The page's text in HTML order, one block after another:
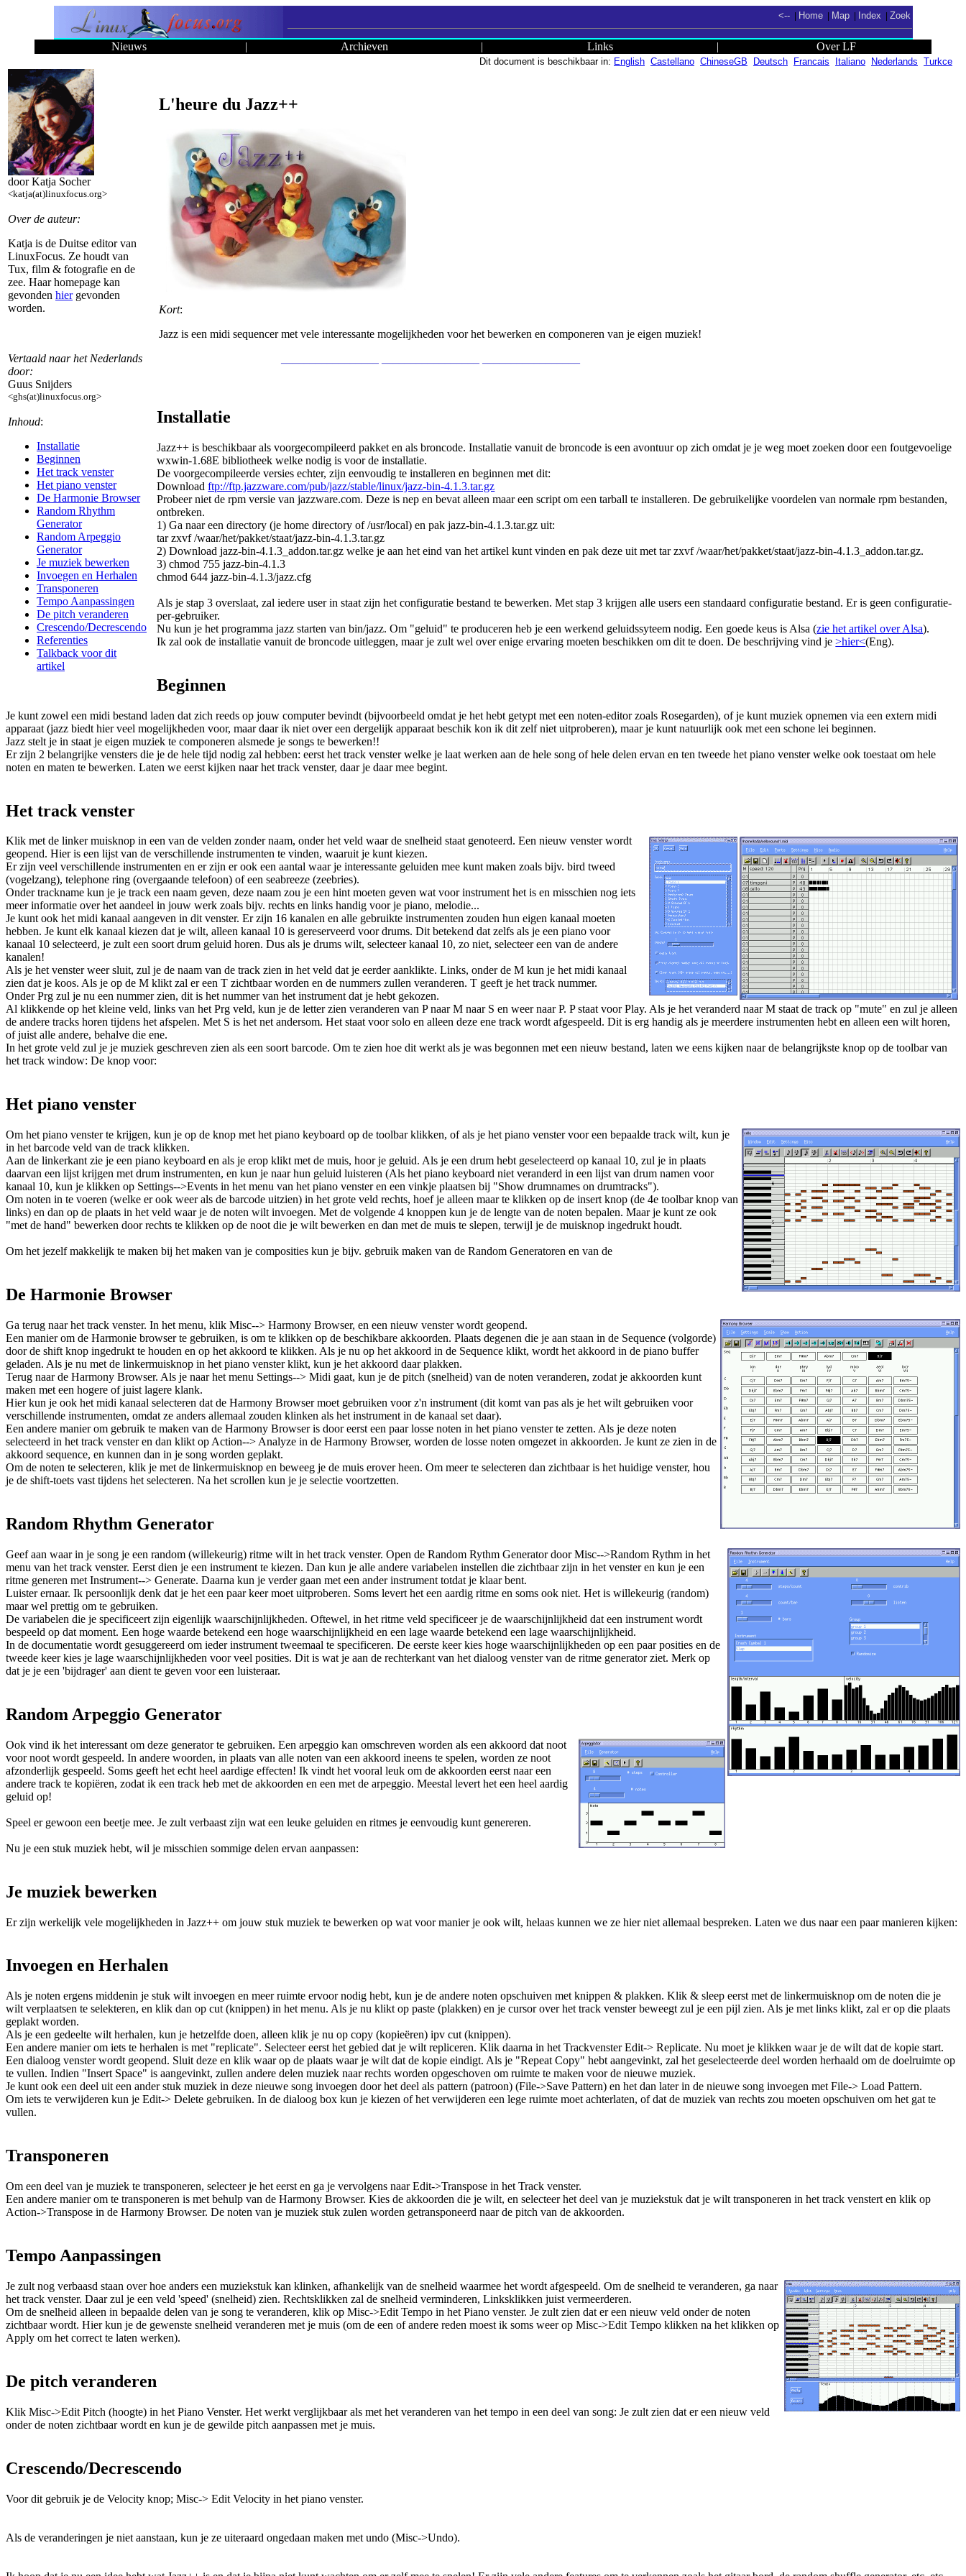
<--| Home| Map| Index Zoek
Nieuws | Archieven | Links | Over LF
Dit document is beschikbaar in: English Castellano ChineseGB Deutsch Francais Italiano Nederlands Turkce
door Katja Socher
<katja(at)linuxfocus.org>
Over de auteur:
Katja is de Duitse editor van
LinuxFocus. Ze houdt van
Tux, film & fotografie en de
zee. Haar homepage kan
gevonden hiergevonden
worden.
Vertaald naar het Nederlands
door:
Guus Snijders
<ghs(at)linuxfocus.org>
Inhoud:
Installatie
Beginnen
Het track venster
Het piano venster
De Harmonie Browser
Random Rhythm
Generator
Random Arpeggio
Generator
Je muziek bewerken
Invoegen en Herhalen
Transponeren
Tempo Aanpassingen
De pitch veranderen
Crescendo/Decrescendo
Referenties
Talkback voor dit
artikel
L'heure du Jazz++
Kort:
Jazz is een midi sequencer met vele interessante mogelijkheden voor het bewerken en componeren van je eigen muziek!
Installatie
Jazz++ is beschikbaar als voorgecompileerd pakket en als broncode. Installatie vanuit de broncode is een avontuur op zich omdat je je weg moet zoeken door een foutgevoelige
wxwin-1.68E bibliotheek welke nodig is voor de installatie.
De voorgecompileerde versies echter, zijn eenvoudig te installeren en beginnen met dit:
Downloadftp://ftp.jazzware.com/pub/jazz/stable/linux/jazz-bin-4.1.3.tar.gz
Probeer niet de rpm versie van jazzware.com. Deze is nep en bevat alleen maar een script om een tarball te installeren. De gebruikelijke voordelen van normale rpm bestanden,
ontbreken.
1) Ga naar een directory (je home directory of /usr/local) en pak jazz-bin-4.1.3.tar.gz uit:
tar zxvf /waar/het/pakket/staat/jazz-bin-4.1.3.tar.gz
2) Download jazz-bin-4.1.3_addon.tar.gz welke je aan het eind van het artikel kunt vinden en pak deze uit met tar zxvf /waar/het/pakket/staat/jazz-bin-4.1.3_addon.tar.gz.
3) chmod 755 jazz-bin-4.1.3
chmod 644 jazz-bin-4.1.3/jazz.cfg
Als je stap 3 overslaat, zal iedere user in staat zijn het configuratie bestand te bewerken. Met stap 3 krijgen alle users een standaard configuratie bestand. Er is geen configuratie-
per-gebruiker.
Nu kun je het programma jazz starten van bin/jazz. Om "geluid" te produceren heb je een werkend geluidssyteem nodig. Een goede keus is Alsa (zie het artikel over Alsa).
Ik zal ook de installatie vanuit de broncode uitleggen, maar je zult wel over enige ervaring moeten beschikken om dit te doen. De beschrijving vind je>hier<(Eng).
Beginnen
Je kunt zowel een midi bestand laden dat zich reeds op jouw computer bevindt (bijvoorbeeld omdat je het hebt getypt met een noten-editor zoals Rosegarden), of je kunt muziek opnemen via een extern midi
apparaat (jazz biedt hier veel mogelijkheden voor, maar daar ik niet over een dergelijk apparaat beschik kon ik dit zelf niet uitproberen), maar je kunt natuurlijk ook met een schone lei beginnen.
Jazz stelt je in staat je eigen muziek te componeren alsmede je songs te bewerken!!
Er zijn 2 belangrijke vensters die je de hele tijd nodig zal hebben: eerst het track venster welke je laat werken aan de hele song of hele delen ervan en ten tweede het piano venster welke ook toestaat om hele
noten en maten te bewerken. Laten we eerst kijken naar het track venster, daar je daar mee begint.
Het track venster
Klik met de linker muisknop in een van de velden zonder naam, onder het veld waar de snelheid staat genoteerd. Een nieuw venster wordt
geopend. Hier is een lijst van de verschillende instrumenten te vinden, waaruit je kunt kiezen.
Er zijn veel verschillende instrumenten en er zijn er ook een aantal waar je interessante geluiden mee kunt maken zoals bijv. bird tweed
(vogelzang), telephone ring (overgaande telefoon) of een seabreeze (zeebries).
Onder trackname kun je je track een naam geven, deze naam zou je een hint moeten geven wat voor instrument het is en misschien nog iets
meer informatie over het aandeel in jouw werk zoals bijv. rechts en links handig voor je piano, melodie...
Je kunt ook het midi kanaal aangeven in dit venster. Er zijn 16 kanalen en alle gebruikte instrumenten zouden hun eigen kanaal moeten
hebben. Je kunt elk kanaal kiezen dat je wilt, alleen kanaal 10 is gereserveerd voor drums. Dit betekend dat zelfs als je een piano voor
kanaal 10 selecteerd, je zult een soort drum geluid horen. Dus als je drums wilt, selecteer kanaal 10, zo niet, selecteer een van de andere
kanalen!
Als je het venster weer sluit, zul je de naam van de track zien in het veld dat je eerder aanklikte. Links, onder de M kun je het midi kanaal
zien dat je koos. Als je op de M klikt zal er een T zichtbaar worden en de nummers zullen veranderen. T geeft je het track nummer.
Onder Prg zul je nu een nummer zien, dit is het nummer van het instrument dat je hebt gekozen.
Al klikkende op het kleine veld, links van het Prg veld, kun je de letter zien veranderen van P naar M naar S en weer naar P. P staat voor Play. Als je het veranderd naar M staat de track op "mute" en zul je alleen
de andere tracks horen tijdens het afspelen. Met S is het net andersom. Het staat voor solo en alleen deze ene track wordt afgespeeld. Dit is erg handig als je meerdere instrumenten hebt en alleen een wilt horen,
of juist alle andere, behalve die ene.
In het grote veld zul je je muziek geschreven zien als een soort barcode. Om te zien hoe dit werkt als je was begonnen met een nieuw bestand, laten we eens kijken naar de belangrijkste knop op de toolbar van
het track window: De knop voor:
Het piano venster
Om het piano venster te krijgen, kun je op de knop met het piano keyboard op de toolbar klikken, of als je het piano venster voor een bepaalde track wilt, kun je
in het barcode veld van de track klikken.
Aan de linkerkant zie je een piano keyboard en als je erop klikt met de muis, hoor je geluid. Als je een drum hebt geselecteerd op kanaal 10, zul je in plaats
daarvan een lijst krijgen met drum instrumenten, en kun je naar hun geluid luisteren (Als het piano keyboard niet veranderd in een lijst van drum namen voor
kanaal 10, kun je klikken op Settings-->Events in het menu van het piano venster en een vinkje plaatsen bij "Show drumnames on drumtracks").
Om noten in te voeren (welke er ook weer als de barcode uitzien) in het grote veld rechts, hoef je alleen maar te klikken op de insert knop (de 4e toolbar knop van
links) en dan op de plaats in het veld waar je de noten wilt invoegen. Met de volgende 4 knoppen kun je de lengte van de noten bepalen. Maar je kunt ze ook
"met de hand" bewerken door rechts te klikken op de noot die je wilt bewerken en dan met de muis te slepen, terwijl je de muisknop ingedrukt houdt.
Om het jezelf makkelijk te maken bij het maken van je composities kun je bijv. gebruik maken van de Random Generatoren en van de
De Harmonie Browser
Ga terug naar het track venster. In het menu, klik Misc--> Harmony Browser, en een nieuw venster wordt geopend.
Een manier om de Harmonie browser te gebruiken, is om te klikken op de beschikbare akkoorden. Plaats degenen die je aan staan in de Sequence (volgorde)
door de shift knop ingedrukt te houden en op het akkoord te klikken. Als je nu op het akkoord in de Sequence klikt, wordt het akkoord in de piano buffer
geladen. Als je nu met de linkermuisknop in het piano venster klikt, kun je het akkoord daar plakken.
Terug naar de Harmony Browser. Als je naar het menu Settings--> Midi gaat, kun je de pitch (snelheid) van de noten veranderen, zodat je akkoorden kunt
maken met een hogere of juist lagere klank.
Hier kun je ook het midi kanaal selecteren dat de Harmony Browser moet gebruiken voor z'n instrument (dit komt van pas als je het wilt gebruiken voor
verschillende instrumenten, omdat ze anders allemaal zouden klinken als het instrument in de kanaal set daar).
Een andere manier om gebruik te maken van de Harmony Browser is door eerst een paar losse noten in het piano venster te zetten. Als je deze noten
selecteerd in het track venster en dan klikt op Action--> Analyze in de Harmony Browser, worden de losse noten omgezet in akkoorden. Je kunt ze zien in de
akkoord sequence, en kunnen dan in je song worden geplakt.
Om de noten te selecteren, klik je met de linkermuisknop en beweeg je de muis erover heen. Om meer te selecteren dan zichtbaar is het huidige venster, hou
je de shift-toets vast tijdens het selecteren. Na het scrollen kun je je selectie voortzetten.
Random Rhythm Generator
Geef aan waar in je song je een random (willekeurig) ritme wilt in het track venster. Open de Random Rythm Generator door Misc-->Random Rythm in het
menu van het track venster. Eerst dien je een instrument te kiezen. Dan kun je alle andere variabelen instellen die zichtbaar zijn in het venster en kun je een
ritme generen met Instrument--> Generate. Daarna kun je verder gaan met een ander instrument totdat je klaar bent.
Luister ernaar. Ik persoonlijk denk dat je het een paar keer moet uitproberen. Soms levert het een aardig ritme en soms ook niet. Het is willekeurig (random)
maar wel prettig om te gebruiken.
De variabelen die je specificeert zijn eigenlijk waarschijnlijkheden. Oftewel, in het ritme veld specificeer je de waarschijnlijkheid dat een instrument wordt
bespeeld op dat moment. Een hoge waarde betekend een hoge waarschijnlijkheid en een lage waarde betekend een lage waarschijnlijkheid.
In de documentatie wordt gesuggereerd om ieder instrument tweemaal te specificeren. De eerste keer kies hoge waarschijnlijkheden op een paar posities en de
tweede keer kies je lage waarschijnlijkheden voor veel posities. Dit is wat je aan de rechterkant van het dialoog venster van de ritme generator ziet. Merk op
dat je je een 'bijdrager' aan dient te geven voor een luisteraar.
Random Arpeggio Generator
Ook vind ik het interessant om deze generator te gebruiken. Een arpeggio kan omschreven worden als een akkoord dat noot
voor noot wordt gespeeld. In andere woorden, in plaats van alle noten van een akkoord ineens te spelen, worden ze noot
afzonderlijk gespeeld. Soms geeft het echt heel aardige effecten! Ik vindt het vooral leuk om de akkoorden eerst naar een
andere track te kopiëren, zodat ik een track heb met de akkoorden en een met de arpeggio. Meestal levert het een heel aardig
geluid op!
Speel er gewoon een beetje mee. Je zult verbaast zijn wat een leuke geluiden en ritmes je eenvoudig kunt genereren.
Nu je een stuk muziek hebt, wil je misschien sommige delen ervan aanpassen:
Je muziek bewerken
Er zijn werkelijk vele mogelijkheden in Jazz++ om jouw stuk muziek te bewerken op wat voor manier je ook wilt, helaas kunnen we ze hier niet allemaal bespreken. Laten we dus naar een paar manieren kijken:
Invoegen en Herhalen
Als je noten ergens middenin je stuk wilt invoegen en meer ruimte ervoor nodig hebt, kun je de andere noten opschuiven met knippen & plakken. Klik & sleep eerst met de linkermuisknop om de noten die je
wilt verplaatsen te selekteren, en klik dan op cut (knippen) in het menu. Als je nu klikt op paste (plakken) en je cursor over het track venster beweegt zul je een pijl zien. Als je met links klikt, zal er op die plaats
geplakt worden.
Als je een gedeelte wilt herhalen, kun je hetzelfde doen, alleen klik je nu op copy (kopieëren) ipv cut (knippen).
Een andere manier om iets te herhalen is met "replicate". Selecteer eerst het gebied dat je wilt repliceren. Klik daarna in het Trackvenster Edit-> Replicate. Nu moet je klikken waar je de wilt dat de kopie start.
Een dialoog venster wordt geopend. Sluit deze en klik waar op de plaats waar je wilt dat de kopie eindigt. Als je "Repeat Copy" hebt aangevinkt, zal het geselecteerde deel worden herhaald om de doelruimte op
te vullen. Indien "Insert Space" is aangevinkt, zullen andere delen muziek naar rechts worden opgeschoven om ruimte te maken voor de nieuwe muziek.
Je kunt ook een deel uit een ander stuk muziek in deze nieuwe song invoegen door het deel als pattern (patroon) (File->Save Pattern) en het dan later in de nieuwe song invoegen met File-> Load Pattern.
Om iets te verwijderen kun je Edit-> Delete gebruiken. In de dialoog box kun je kiezen of het verwijderen een lege ruimte moet achterlaten, of dat de muziek van rechts zou moeten opschuiven om het gat te
vullen.
Transponeren
Om een deel van je muziek te transponeren, selecteer je het eerst en ga je vervolgens naar Edit->Transpose in het Track venster.
Een andere manier om te transponeren is met behulp van de Harmony Browser. Kies de akkoorden die je wilt, en selecteer het deel van je muziekstuk dat je wilt transponeren in het track venstert en klik op
Action->Transpose in de Harmony Browser. De noten van je muziek stuk zulen worden getransponeerd naar de pitch van de akkoorden.
Tempo Aanpassingen
Je zult nog verbaasd staan over hoe anders een muziekstuk kan klinken, afhankelijk van de snelheid waarmee het wordt afgespeeld. Om de snelheid te veranderen, ga naar
het track venster. Daar zul je een veld 'speed' (snelheid) zien. Rechtsklikken zal de snelheid verminderen, Linksklikken juist vermeerderen.
Om de snelheid alleen in bepaalde delen van je song te veranderen, klik op Misc->Edit Tempo in het Piano venster. Je zult zien dat er een nieuw veld onder de noten
zichtbaar wordt. Hier kun je de gewenste snelheid veranderen met je muis (om de een of andere reden moest ik soms weer op Misc->Edit Tempo klikken na het klikken op
Apply om het correct te laten werken).
De pitch veranderen
Klik Misc->Edit Pitch (hoogte) in het Piano Venster. Het werkt verglijkbaar als met het veranderen van het tempo in een deel van song: Je zult zien dat er een nieuw veld
onder de noten zichtbaar wordt en kun je de gewilde pitch aanpassen met je muis.
Crescendo/Decrescendo
Voor dit gebruik je de Velocity knop; Misc-> Edit Velocity in het piano venster.
Als de veranderingen je niet aanstaan, kun je ze uiteraard ongedaan maken met undo (Misc->Undo).